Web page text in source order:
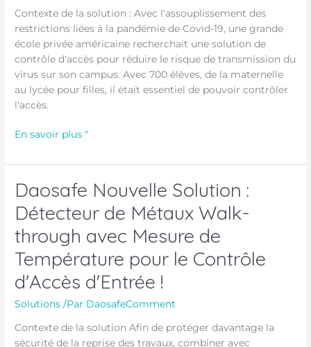
Contexte de la solution : Avec l'assouplissement des
restrictions liées à la pandémie de Covid-19, une grande
école privée américaine recherchait une solution de
contrôle d'accès pour réduire le risque de transmission du
virus sur son campus. Avec 700 élèves, de la maternelle
au lycée pour filles, il était essentiel de pouvoir contrôler
l'accès.
balayage
facial
et
contrôle
de
la
température
une
privée
En savoir plus "
Daosafe Nouvelle Solution :
Détecteur de Métaux Walk-
through avec Mesure de
Température pour le Contrôle
d'Accès d'Entrée !
Solutions /Par DaosafeComment
Contexte de la solution Afin de protéger davantage la
sécurité de la reprise des travaux, combiner avec
Daosafe
Solution :
Détecteur
Métaux
Walk-
avec
Mesure
de